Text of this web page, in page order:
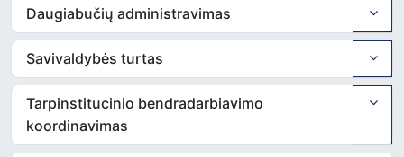
Daugiabučių administravimas
Savivaldybės turtas
Tarpinstitucinio bendradarbiavimo
koordinavimas